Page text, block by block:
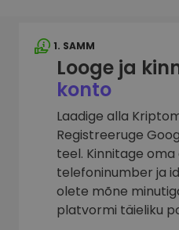
1. SAMM
Looge ja
konto
Laadige alla
Registreeruge
teel. Kinnitage
telefoninumber ja
olete mõne
platvormi täieliku